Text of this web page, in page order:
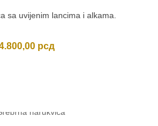
sa uvijenim lancima i alkama.
рсд